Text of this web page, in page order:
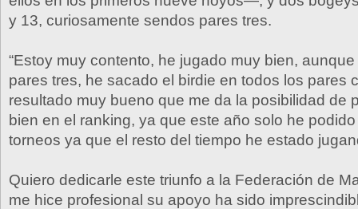
y 13, curiosamente sendos pares tres.
“Estoy muy contento, he jugado muy bien,
pares tres, he sacado el birdie en todos los pares
resultado muy bueno que me da la posibilidad de
bien en el ranking, ya que este año solo he
torneos ya que el resto del tiempo he estado
Quiero dedicarle este triunfo a la Federación de
me hice profesional su apoyo ha sido